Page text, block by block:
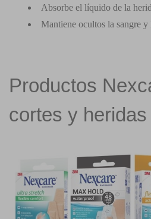
Absorbe el líquido de la
Mantiene ocultos la sangre y
Productos
cortes y heridas